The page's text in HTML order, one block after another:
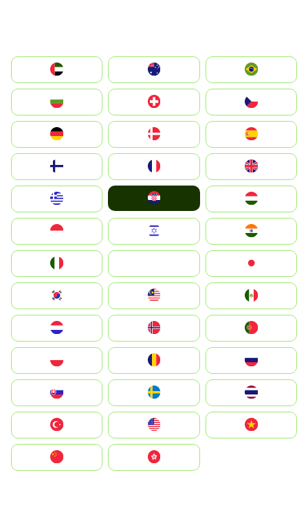
الإمارات العربية المتحدة
Switzerland
Deutschland
United Kingdom
Magyarország
South Korea
United States
中國香港特別行政區